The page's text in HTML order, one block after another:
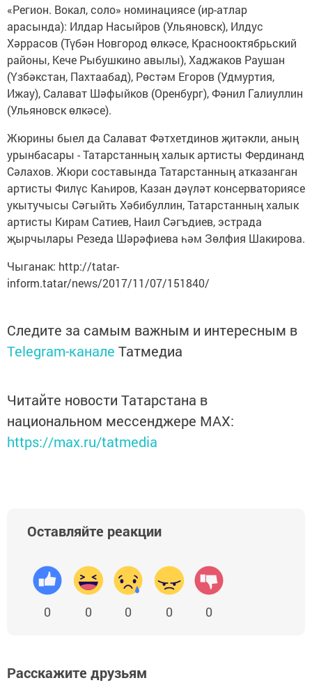
«Регион. Вокал, соло» номинациясе (ир-атлар
арасында): Илдар Насыйров (Ульяновск), Илдус
Хәррасов (Түбән Новгород өлкәсе, Краснооктябрьский
районы, Кече Рыбушкино авылы), Хаджаков Раушан
(Үзбәкстан, Пахтаабад), Рөстәм Егоров (Удмуртия,
Ижау), Салават Шәфыйков (Оренбург), Фәнил Галиуллин
(Ульяновск өлкәсе).
Жюрины быел да Салават Фәтхетдинов җитәкли, аның
урынбасары - Татарстанның халык артисты Фердинанд
Сәлахов. Жюри составында Татарстанның атказанган
артисты Филүс Каһиров, Казан дәүләт консерваториясе
укытучысы Сәгыйть Хәбибуллин, Татарстанның халык
артисты Кирам Сатиев, Наил Сәгъдиев, эстрада
җырчылары Резеда Шәрәфиева һәм Зөлфия Шакирова.
Чыганак: http://tatar-
inform.tatar/news/2017/11/07/151840/
Следите за самым важным и интересным в
Telegram-канале Татмедиа
Читайте новости Татарстана в
национальном мессенджере MАХ:
https://max.ru/tatmedia
Оставляйте реакции
0 0 0 0 0
Расскажите друзьям